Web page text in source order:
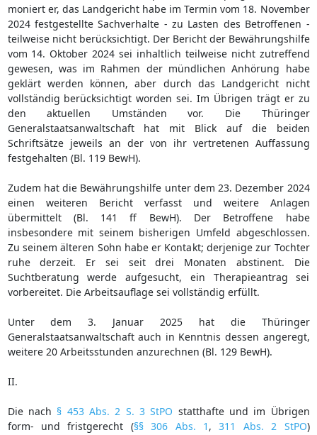
moniert er, das Landgericht habe im Termin vom 18. November
2024 festgestellte Sachverhalte - zu Lasten des Betroffenen -
teilweise nicht berücksichtigt. Der Bericht der Bewährungshilfe
vom 14. Oktober 2024 sei inhaltlich teilweise nicht zutreffend
gewesen, was im Rahmen der mündlichen Anhörung habe
geklärt werden können, aber durch das Landgericht nicht
vollständig berücksichtigt worden sei. Im Übrigen trägt er zu
den aktuellen Umständen vor. Die Thüringer
Generalstaatsanwaltschaft hat mit Blick auf die beiden
Schriftsätze jeweils an der von ihr vertretenen Auffassung
festgehalten (Bl. 119 BewH).
Zudem hat die Bewährungshilfe unter dem 23. Dezember 2024
einen weiteren Bericht verfasst und weitere Anlagen
übermittelt (Bl. 141 ff BewH). Der Betroffene habe
insbesondere mit seinem bisherigen Umfeld abgeschlossen.
Zu seinem älteren Sohn habe er Kontakt; derjenige zur Tochter
ruhe derzeit. Er sei seit drei Monaten abstinent. Die
Suchtberatung werde aufgesucht, ein Therapieantrag sei
vorbereitet. Die Arbeitsauflage sei vollständig erfüllt.
Unter dem 3. Januar 2025 hat die Thüringer
Generalstaatsanwaltschaft auch in Kenntnis dessen angeregt,
weitere 20 Arbeitsstunden anzurechnen (Bl. 129 BewH).
II.
Die nach § 453 Abs. 2 S. 3 StPO statthafte und im Übrigen
form- und fristgerecht (§§ 306 Abs. 1 ,311 Abs. 2 StPO)